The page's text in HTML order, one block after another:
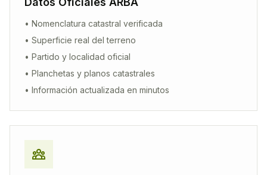
• Nomenclatura catastral verificada
• Superficie real del terreno
• Partido y localidad oficial
• Planchetas y planos catastrales
• Información actualizada en minutos